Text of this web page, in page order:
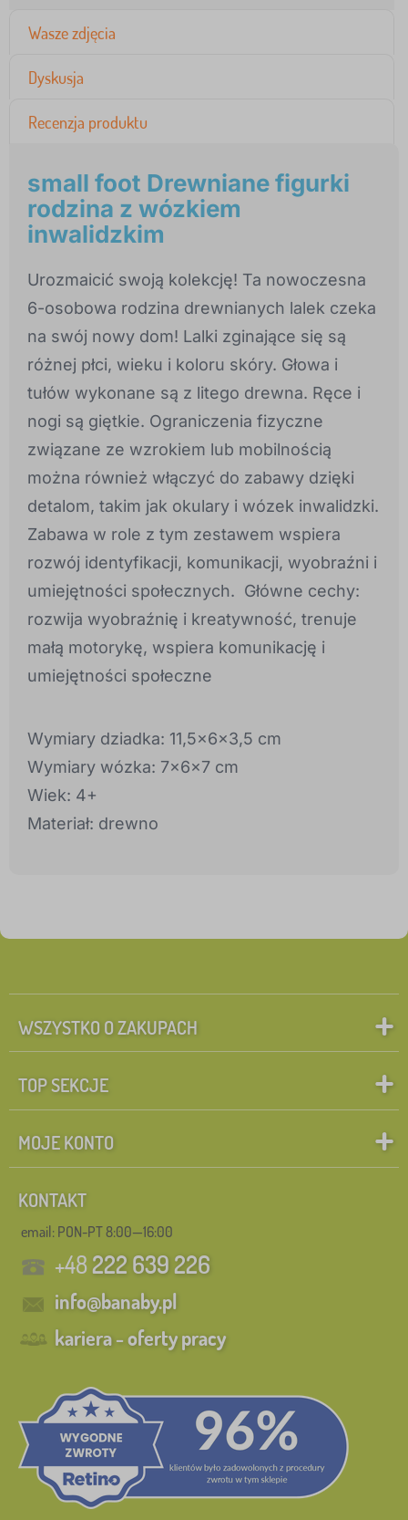
Wasze zdjęcia
Dyskusja
Recenzja produktu
small foot Drewniane figurki
rodzina z wózkiem
inwalidzkim
Urozmaicić swoją kolekcję! Ta nowoczesna
6-osobowa rodzina drewnianych lalek czeka
na swój nowy dom! Lalki zginające się są
różnej płci, wieku i koloru skóry. Głowa i
tułów wykonane są z litego drewna. Ręce i
nogi są giętkie. Ograniczenia fizyczne
związane ze wzrokiem lub mobilnością
można również włączyć do zabawy dzięki
detalom, takim jak okulary i wózek inwalidzki.
Zabawa w role z tym zestawem wspiera
rozwój identyfikacji, komunikacji, wyobraźni i
umiejętności społecznych. Główne cechy:
rozwija wyobraźnię i kreatywność, trenuje
małą motorykę, wspiera komunikację i
umiejętności społeczne
Wymiary dziadka: 11,5x6x3,5 cm
Wymiary wózka: 7x6x7 cm
Wiek: 4+
Materiał: drewno
WSZYSTKO O ZAKUPACH
TOP SEKCJE
MOJE KONTO
KONTAKT
email: PON-PT 8:00—16:00
+48222 639 226
info@banaby.pl
kariera - oferty pracy